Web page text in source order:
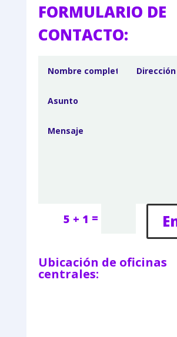
FORMULARIO DE
CONTACTO:
5 + 1 =
Ubicación de oficinas
centrales: